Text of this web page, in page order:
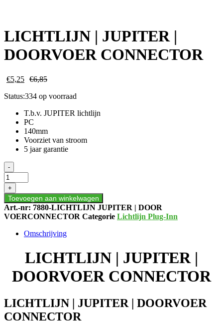
LICHTLIJN | JUPITER |
DOORVOER CONNECTOR
€5,25 €6,85
Status:334 op voorraad
T.b.v. JUPITER lichtlijn
PC
140mm
Voorziet van stroom
5 jaar garantie
LICHTLIJN
|
JUPITER
|
DOORVOER
CONNECTOR
aantal
-
+
Toevoegen aan winkelwagen
Art.-nr: 7880-LICHTLIJN JUPITER | DOOR
VOERCONNECTOR Categorie Lichtlijn Plug-Inn
Omschrijving
LICHTLIJN | JUPITER |
DOORVOER CONNECTOR
LICHTLIJN | JUPITER | DOORVOER
CONNECTOR